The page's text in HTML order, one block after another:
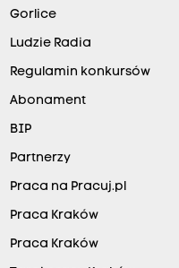
Gorlice
Ludzie Radia
Regulamin konkursów
Abonament
BIP
Partnerzy
Praca na Pracuj.pl
Praca Kraków
Praca Kraków